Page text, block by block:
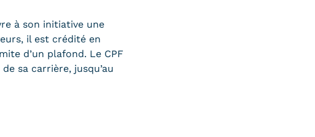
à son initiative une
il est crédité en
d’un plafond. Le CPF
sa carrière, jusqu’au